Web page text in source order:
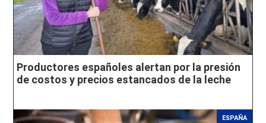
Productores españoles alertan por la presión
de costos y precios estancados de la leche
ESPAÑA